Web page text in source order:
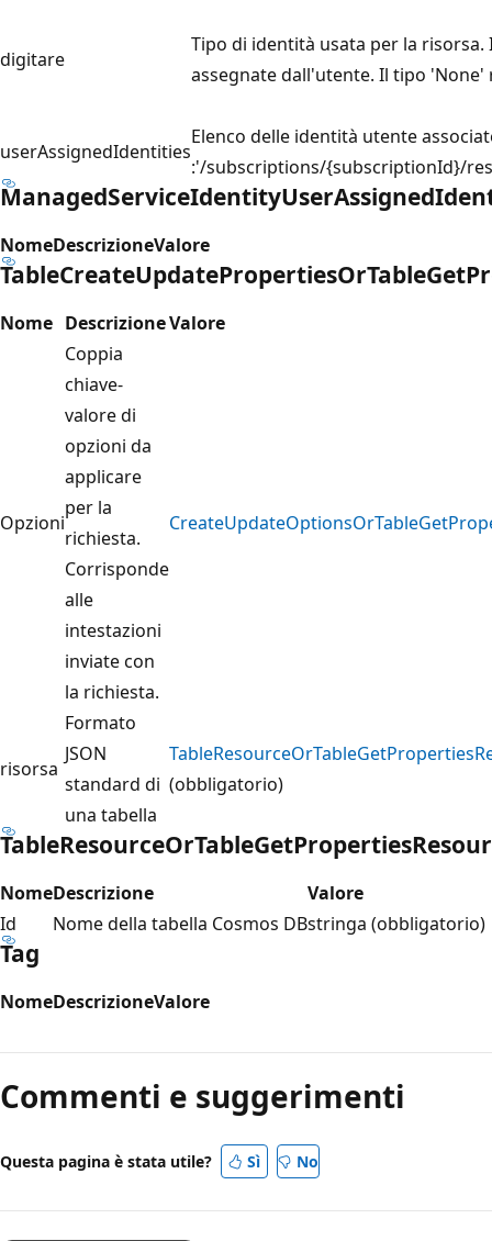
digitare
Tipo di identità usata per la
assegnate dall'utente. Il tipo
userAssignedIdentities
Elenco delle identità utente
:'/subscriptions/{subscriptionId}/
NomeDescrizioneValore
Nome DescrizioneValore
Opzioni
Coppia
chiave-
valore di
opzioni da
applicare
per la
richiesta.
Corrisponde
alle
intestazioni
inviate con
la richiesta.
risorsa
Formato
JSON
standard di
una tabella
(obbligatorio)
NomeDescrizione
Valore
Id
Nome della tabella Cosmos DBstringa (obbligatorio)
Tag
NomeDescrizioneValore
Commenti e suggerimenti
Questa pagina è stata utile? Sì No